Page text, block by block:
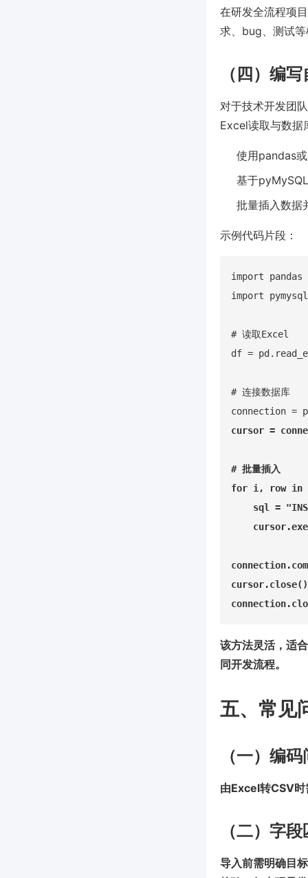
在研发全流程项
求、bug、测试
（四）编
对于技术开发团
Excel读取与数据
使用pandas
基于
批量插入数据
示例代码片段：
import pandas
import pymysql
# 读取Excel
df =
# 连接数据库
connection =
cursor =
# 批量插入
for i, row in
sql =
cursor.close()
该方法灵活，适
同开发流程。
五、常见
（一）编
由Excel转CSV
（二）字
导入前需明确目